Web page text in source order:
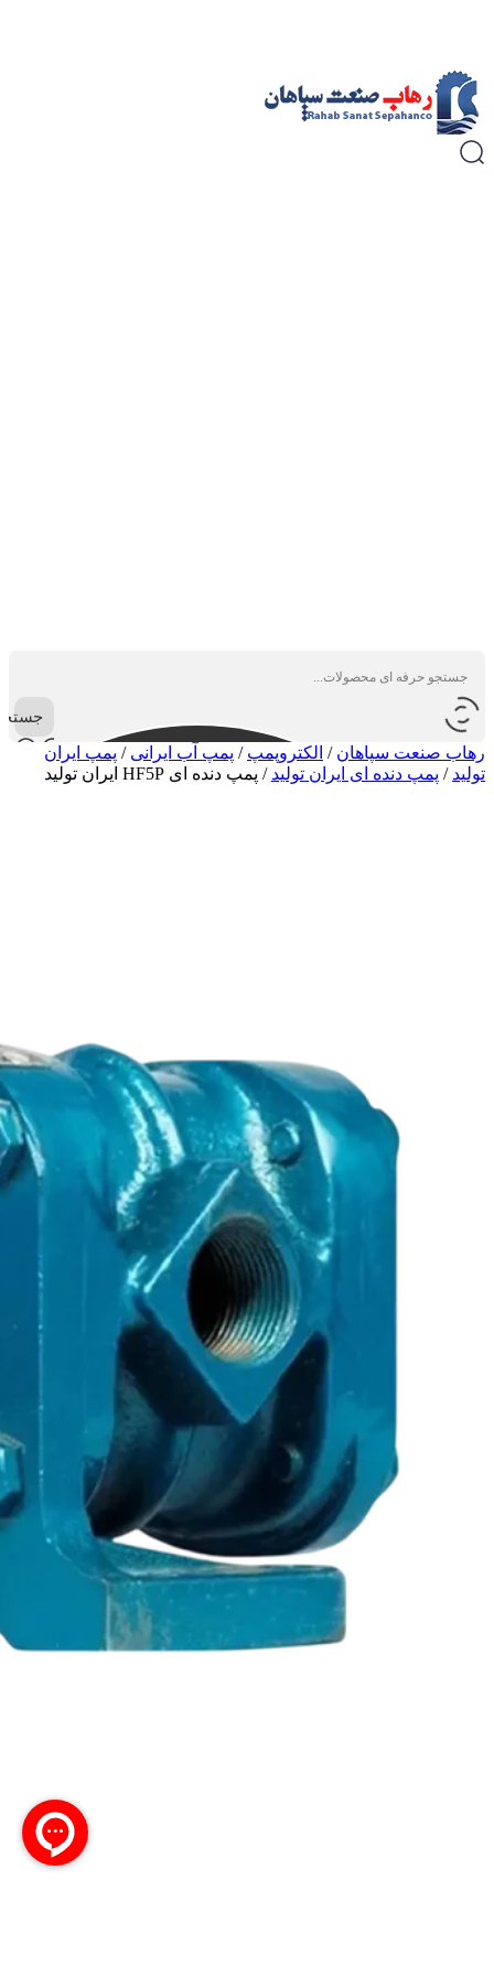
رهاب صنعت سپاهان / الکتروپمپ / پمپ آب ایرانی / پمپ ایران
تولید / پمپ دنده ای ایران تولید / پمپ دنده ای HF5P ایران تولید